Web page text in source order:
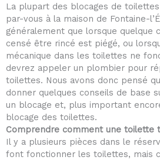
La plupart des blocages de
par-vous à la maison de Fontaine-
généralement que lorsque quelque
censé être rincé est piégé, ou
mécanique dans les toilettes ne
devrez appeler un plombier pour
toilettes. Nous avons donc pensé
donner quelques conseils de base
un blocage et, plus important
blocage des toilettes.
Comprendre comment une toilette
Il y a plusieurs pièces dans le
font fonctionner les toilettes, mais